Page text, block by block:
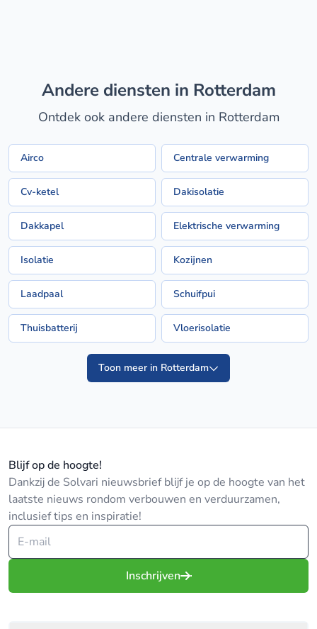
Andere diensten in Rotterdam
Ontdek ook andere diensten in Rotterdam
Airco Centrale verwarming
Cv-ketel Dakisolatie
Dakkapel Elektrische verwarming
Isolatie Kozijnen
Laadpaal Schuifpui
Thuisbatterij Vloerisolatie
Toon meer in Rotterdam
Blijf op de hoogte!
Dankzij de Solvari nieuwsbrief blijf je op de hoogte van het
laatste nieuws rondom verbouwen en verduurzamen,
inclusief tips en inspiratie!
Inschrijven